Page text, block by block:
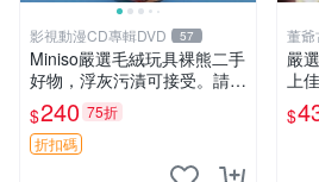
影視動漫CD專輯DVD 57
Miniso嚴選毛絨玩具裸熊二手
好物，浮灰污漬可接受。請詳
閱照片再下單，售出不退不
換。全新品相收藏推薦。 裸
熊 毛絨玩具 收藏
$240 75折
折扣碼
董爺
嚴
上
收
搖鈴
$